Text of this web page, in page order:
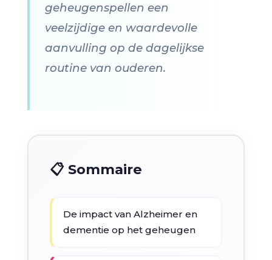
geheugenspellen een
veelzijdige en waardevolle
aanvulling op de dagelijkse
routine van ouderen.
📋 Sommaire
De impact van Alzheimer en
dementie op het geheugen